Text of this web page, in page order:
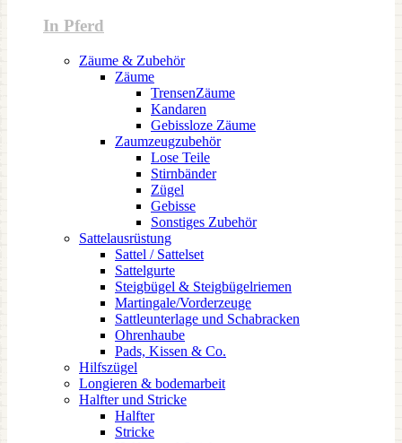
In Pferd
Zäume & Zubehör
Zäume
TrensenZäume
Kandaren
Gebissloze Zäume
Zaumzeugzubehör
Lose Teile
Stirnbänder
Zügel
Gebisse
Sonstiges Zubehör
Sattelausrüstung
Sattel / Sattelset
Sattelgurte
Steigbügel & Steigbügelriemen
Martingale/Vorderzeuge
Sattleunterlage und Schabracken
Ohrenhaube
Pads, Kissen & Co.
Hilfszügel
Longieren & bodemarbeit
Halfter und Stricke
Halfter
Stricke